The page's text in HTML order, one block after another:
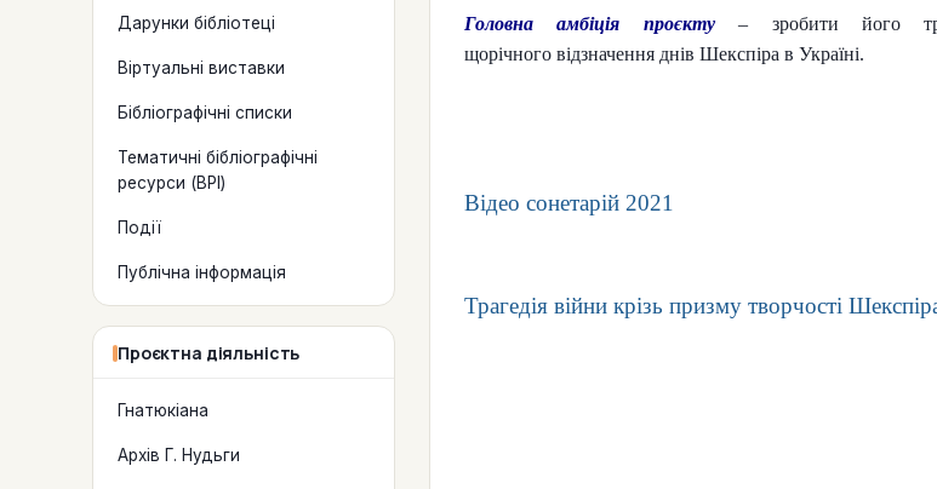
Дарунки бібліотеці
Віртуальні виставки
Бібліографічні списки
Тематичні бібліографічні
ресурси (ВРІ)
Події
Публічна інформація
Проєктна діяльність
Гнатюкіана
Архів Г. Нудьги
Головна амбіція проєкту– зробити його
щорічного відзначення днів Шекспіра в Україні.
Відео сонетарій 2021
Трагедія війни крізь призму творчості